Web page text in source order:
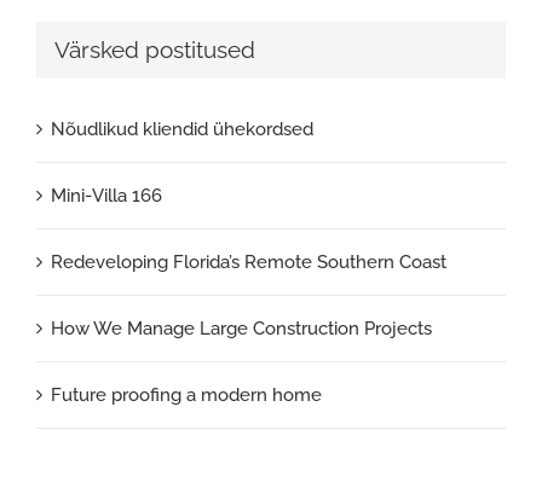
Värsked postitused
Nõudlikud kliendid ühekordsed
Mini-Villa 166
Redeveloping Florida’s Remote Southern Coast
How We Manage Large Construction Projects
Future proofing a modern home